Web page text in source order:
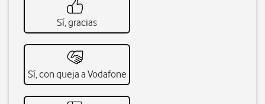
Sí, gracias
Sí, con queja a Vodafone